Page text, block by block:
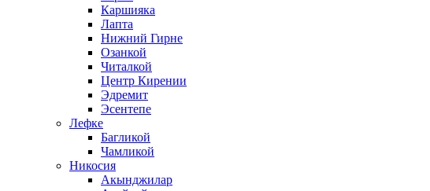
Каршияка
Лапта
Нижний Гирне
Озанкой
Читалкой
Центр Кирении
Эдремит
Эсентепе
Лефке
Багликой
Чамликой
Никосия
Акынджилар